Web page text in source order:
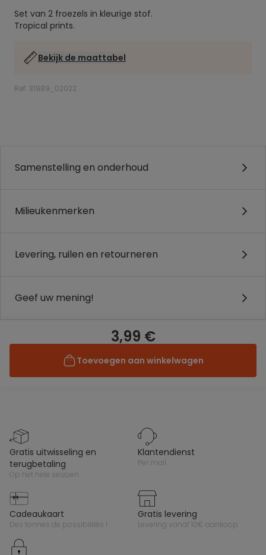
Set van 2 froezels in kleurige stof.
Tropical prints.
Bekijk de maattabel
Ref. 31989_02022
.
.
Samenstelling en onderhoud
Milieukenmerken
Levering, ruilen en retourneren
Geef uw mening!
3,99 €
Toevoegen aan winkelwagen
gratis uitwisseling en
terugbetaling
op het hele seizoen
klantendienst
per mail
cadeaukaart
des tonnes de possibilités !
gratis levering
levering vanaf 10€ aankoop